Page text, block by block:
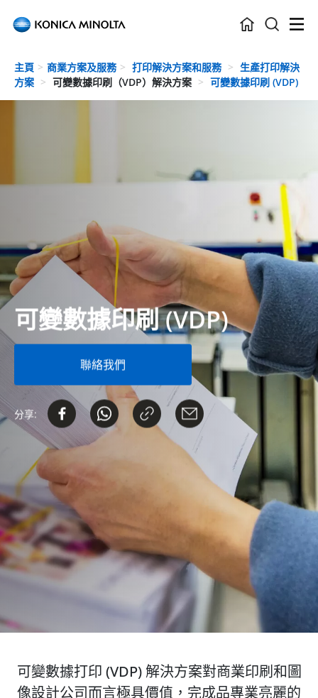
Skip to main content
主頁 商業方案及服務 打印解決方案和服務
生產打印解決
方案
可變數據印刷（VDP）解決方案 可變數據印刷 (VDP)
可變數據印刷 (VDP)
聯絡我們
分享:
可變數據打印 (VDP) 解決方案對商業印刷和圖
像設計公司而言極具價值，完成品專業亮麗的